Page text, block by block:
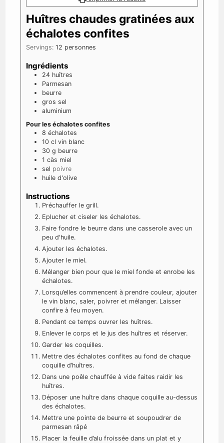
Huîtres chaudes gratinées aux
échalotes confites
Servings:12 personnes
Ingrédients
24 huîtres
Parmesan
beurre
gros sel
aluminium
Pour les échalotes confites
8 échalotes
10 cl vin blanc
30 g beurre
1 càs miel
sel poivre
huile d'olive
Instructions
Préchauffer le grill.
Eplucher et ciseler les échalotes.
Faire fondre le beurre dans une casserole avec un
peu d'huile.
Ajouter les échalotes.
Ajouter le miel.
Mélanger bien pour que le miel fonde et enrobe les
échalotes.
Lorsqu’elles commencent à prendre couleur, ajouter
le vin blanc, saler, poivrer et mélanger. Laisser
confire à feu moyen.
Pendant ce temps ouvrer les huîtres.
Enlever le corps et le jus des huîtres et réserver.
Garder les coquilles.
Mettre des échalotes confites au fond de chaque
coquille d’huîtres.
Dans une poêle chauffée à vide faites raidir les
huîtres.
Déposer une huître dans chaque coquille au-dessus
des échalotes.
Mettre une pointe de beurre et soupoudrer de
parmesan râpé
Placer la feuille d’alu froissée dans un plat et y